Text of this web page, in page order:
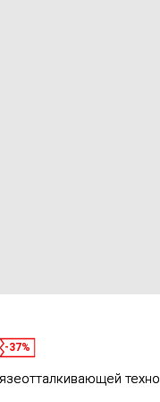
-37%